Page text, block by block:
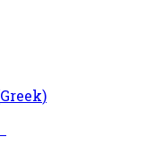
Greek)